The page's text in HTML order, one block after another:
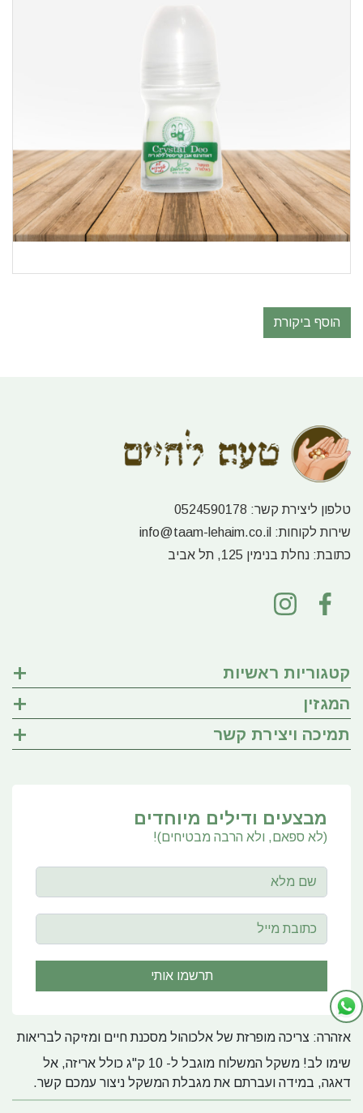
הוסף ביקורת
טלפון ליצירת קשר: 0524590178
שירות לקוחות: info@taam-lehaim.co.il
כתובת: נחלת בנימין 125, תל אביב
קטגוריות ראשיות
המגזין
תמיכה ויצירת קשר
מבצעים ודילים מיוחדים
(לא ספאם, ולא הרבה מבטיחים)!
אזהרה: צריכה מופרזת של אלכוהול מסכנת חיים ומזיקה לבריאות
שימו לב! משקל המשלוח מוגבל ל- 10 ק"ג כולל אריזה, אל
דאגה, במידה ועברתם את מגבלת המשקל ניצור עמכם קשר.